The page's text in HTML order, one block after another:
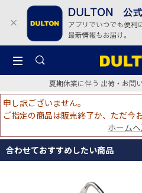
夏期休業に伴う 出荷・お問
申し訳ございません。
ご指定の商品は販売終了か、ただ今
ホーム
合わせておすすめしたい商品